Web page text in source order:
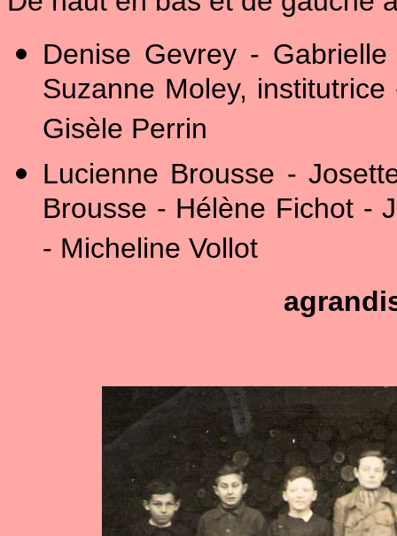
Denise Gevrey -
Suzanne Moley,
Gisèle Perrin
Lucienne Brousse -
Brousse - Hélène Fichot -
- Micheline Vollot